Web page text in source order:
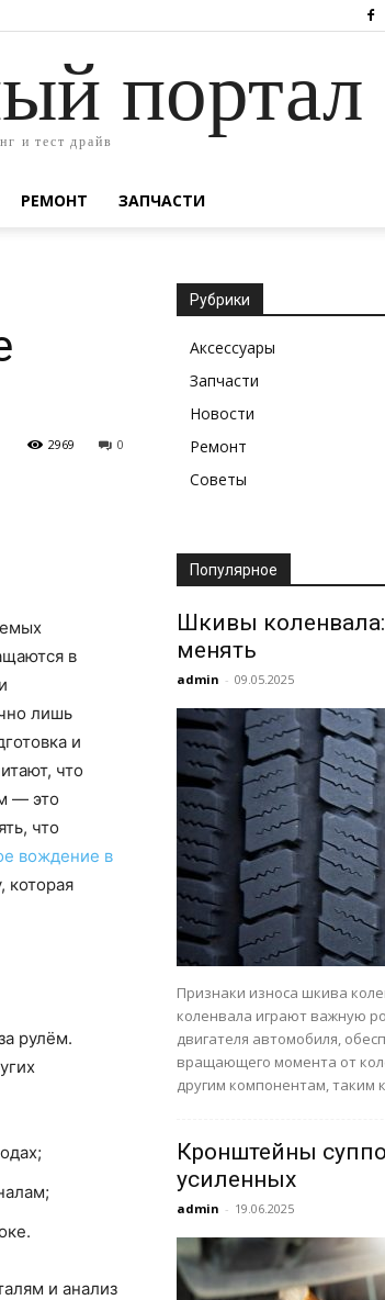
портал
и тест драйв
РЕМОНТ ЗАПЧАСТИ
0
2969
в
лишь
и
что
— это
что
вождение в
которая
рулём.
и анализ
Рубрики
Аксессуары
Запчасти
Новости
Ремонт
Советы
Популярное
Шкивы
менять
admin - 09.05.2025
Признаки износа шкива
коленвала играют важную
двигателя автомобиля,
вращающего момента от
другим компонентам, таким
Кронштейны
усиленных
admin - 19.06.2025